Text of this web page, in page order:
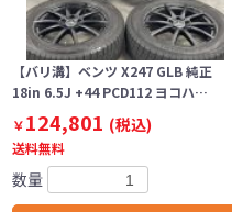
【バリ溝】ベンツ X247 GLB 純正
18in 6.5J +44 PCD112 ヨコハ…
￥124,801 (税込)
送料無料
数量